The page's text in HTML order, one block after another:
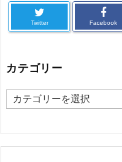
Twitter Facebook
カテゴリー
カ
ゴ